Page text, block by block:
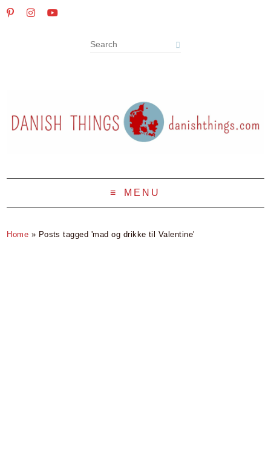
MENU
Home » Posts tagged 'mad og drikke til Valentine'